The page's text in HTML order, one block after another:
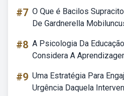
#7 O Que é Bacilos
De Gardnerella
#8 A Psicologia Da
Considera A
#9 Uma Estratégia Para
Urgência Daquela